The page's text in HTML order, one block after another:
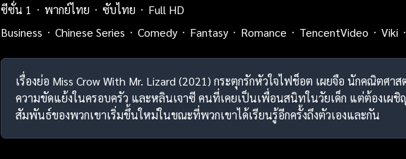
ซีซั่น 1
พากย์ไทย ซับไทย
Full HD
Business
Chinese Series Comedy Fantasy Romance TencentVideo Viki
เรื่องย่อ Miss Crow With Mr. Lizard (2021) กระตุกรักหัวใจไฟช็อต เผยจือ นักคณิต
ความขัดแย้งในครอบครัว และหลินเจาซี คนที่เคยเป็นเพื่อนสนิทในวัยเด็ก แต่ต้องเผ
สัมพันธ์ของพวกเขาเริ่มขึ้นใหม่ในขณะที่พวกเขาได้เรียนรู้อีกครั้งถึงตัวเองและกัน